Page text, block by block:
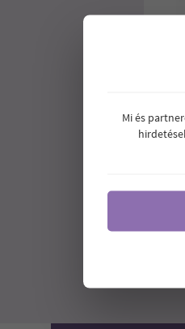
Mi és